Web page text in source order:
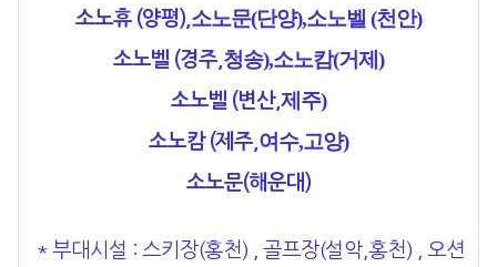
소노휴 (양평), 소노문(단양),소노벨 (천안)
소노벨 (경주, 청송),소노캄(거제)
소노벨 (변산, 제주)
소노캄 (제주, 여수,고양)
소노문(해운대)
* 부대시설 : 스키장(홍천) , 골프장(설악,홍천) , 오션